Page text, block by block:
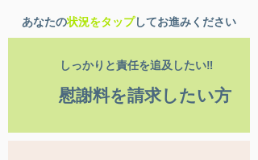
​あなたの状況をタップしてお進みください
しっかりと責任を追及したい‼
慰謝料を請求したい方